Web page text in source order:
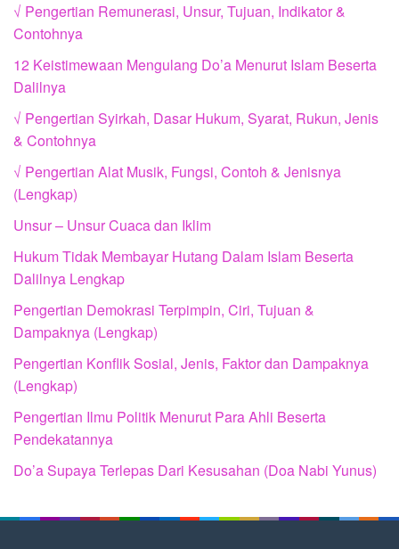
√ Pengertian Remunerasi, Unsur, Tujuan, Indikator &
Contohnya
12 Keistimewaan Mengulang Do’a Menurut Islam Beserta
Dalilnya
√ Pengertian Syirkah, Dasar Hukum, Syarat, Rukun, Jenis
& Contohnya
√ Pengertian Alat Musik, Fungsi, Contoh & Jenisnya
(Lengkap)
Unsur – Unsur Cuaca dan Iklim
Hukum Tidak Membayar Hutang Dalam Islam Beserta
Dalilnya Lengkap
Pengertian Demokrasi Terpimpin, Ciri, Tujuan &
Dampaknya (Lengkap)
Pengertian Konflik Sosial, Jenis, Faktor dan Dampaknya
(Lengkap)
Pengertian Ilmu Politik Menurut Para Ahli Beserta
Pendekatannya
Do’a Supaya Terlepas Dari Kesusahan (Doa Nabi Yunus)